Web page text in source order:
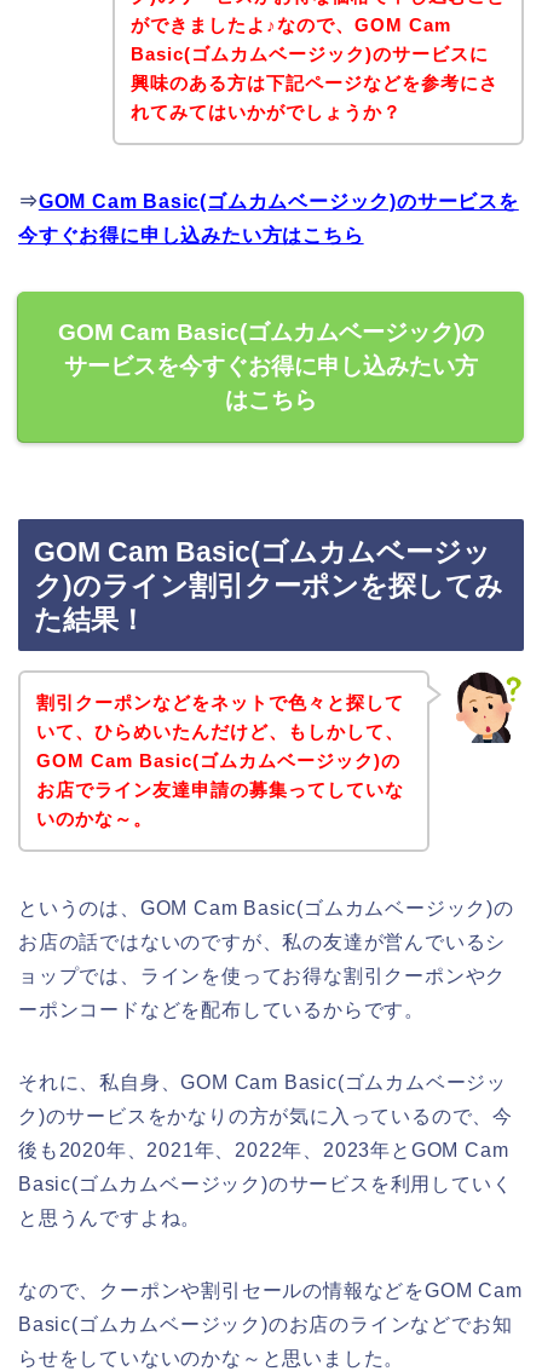
ができましたよ♪なので、GOM Cam
Basic(ゴムカムベージック)のサービスに
興味のある方は下記ページなどを参考にさ
れてみてはいかがでしょうか？
⇒GOM Cam Basic(ゴムカムベージック)のサービスを
今すぐお得に申し込みたい方はこちら
GOM Cam Basic(ゴムカムベージック)の
サービスを今すぐお得に申し込みたい方
はこちら
GOM Cam Basic(ゴムカムベージッ
ク)のライン割引クーポンを探してみ
た結果！
割引クーポンなどをネットで色々と探して
いて、ひらめいたんだけど、もしかして、
GOM Cam Basic(ゴムカムベージック)の
お店でライン友達申請の募集ってしていな
いのかな～。
というのは、GOM Cam Basic(ゴムカムベージック)の
お店の話ではないのですが、私の友達が営んでいるシ
ョップでは、ラインを使ってお得な割引クーポンやク
ーポンコードなどを配布しているからです。
それに、私自身、GOM Cam Basic(ゴムカムベージッ
ク)のサービスをかなりの方が気に入っているので、今
後も2020年、2021年、2022年、2023年とGOM Cam
Basic(ゴムカムベージック)のサービスを利用していく
と思うんですよね。
なので、クーポンや割引セールの情報などをGOM Cam
Basic(ゴムカムベージック)のお店のラインなどでお知
らせをしていないのかな～と思いました。